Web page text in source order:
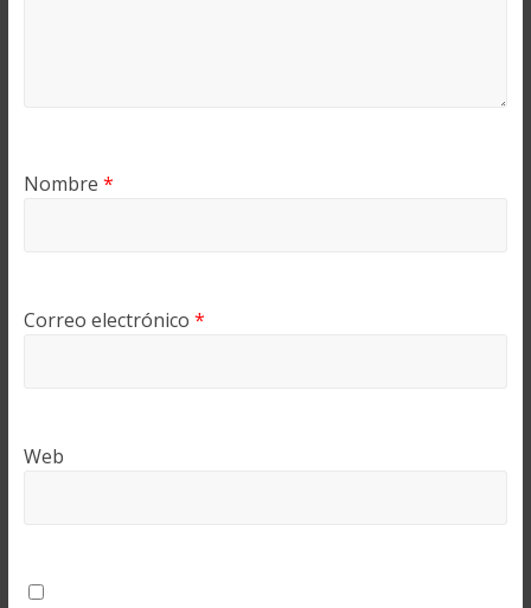
Nombre *
Correo electrónico *
Web